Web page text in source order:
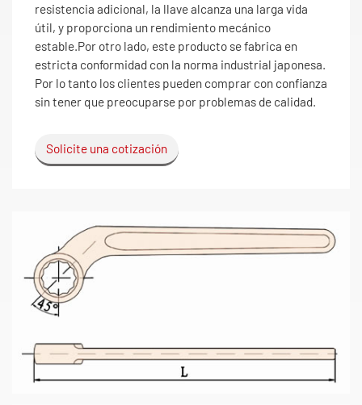
resistencia adicional, la llave alcanza una larga vida
útil, y proporciona un rendimiento mecánico
estable.Por otro lado, este producto se fabrica en
estricta conformidad con la norma industrial japonesa.
Por lo tanto los clientes pueden comprar con confianza
sin tener que preocuparse por problemas de calidad.
Solicite una cotización